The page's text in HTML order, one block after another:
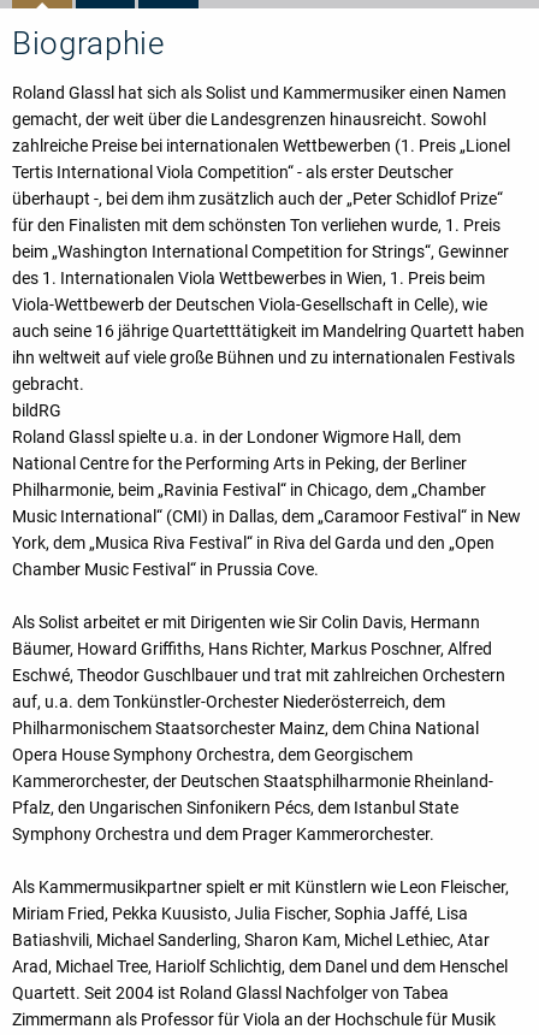
Biographie
Roland Glassl hat sich als Solist und Kammermusiker einen Namen
gemacht, der weit über die Landesgrenzen hinausreicht. Sowohl
zahlreiche Preise bei internationalen Wettbewerben (1. Preis „Lionel
Tertis International Viola Competition“ - als erster Deutscher
überhaupt -, bei dem ihm zusätzlich auch der „Peter Schidlof Prize“
für den Finalisten mit dem schönsten Ton verliehen wurde, 1. Preis
beim „Washington International Competition for Strings“, Gewinner
des 1. Internationalen Viola Wettbewerbes in Wien, 1. Preis beim
Viola-Wettbewerb der Deutschen Viola-Gesellschaft in Celle), wie
auch seine 16 jährige Quartetttätigkeit im Mandelring Quartett haben
ihn weltweit auf viele große Bühnen und zu internationalen Festivals
gebracht.
bildRG
Roland Glassl spielte u.a. in der Londoner Wigmore Hall, dem
National Centre for the Performing Arts in Peking, der Berliner
Philharmonie, beim „Ravinia Festival“ in Chicago, dem „Chamber
Music International“ (CMI) in Dallas, dem „Caramoor Festival“ in New
York, dem „Musica Riva Festival“ in Riva del Garda und den „Open
Chamber Music Festival“ in Prussia Cove.
Als Solist arbeitet er mit Dirigenten wie Sir Colin Davis, Hermann
Bäumer, Howard Griffiths, Hans Richter, Markus Poschner, Alfred
Eschwé, Theodor Guschlbauer und trat mit zahlreichen Orchestern
auf, u.a. dem Tonkünstler-Orchester Niederösterreich, dem
Philharmonischem Staatsorchester Mainz, dem China National
Opera House Symphony Orchestra, dem Georgischem
Kammerorchester, der Deutschen Staatsphilharmonie Rheinland-
Pfalz, den Ungarischen Sinfonikern Pécs, dem Istanbul State
Symphony Orchestra und dem Prager Kammerorchester.
Als Kammermusikpartner spielt er mit Künstlern wie Leon Fleischer,
Miriam Fried, Pekka Kuusisto, Julia Fischer, Sophia Jaffé, Lisa
Batiashvili, Michael Sanderling, Sharon Kam, Michel Lethiec, Atar
Arad, Michael Tree, Hariolf Schlichtig, dem Danel und dem Henschel
Quartett. Seit 2004 ist Roland Glassl Nachfolger von Tabea
Zimmermann als Professor für Viola an der Hochschule für Musik